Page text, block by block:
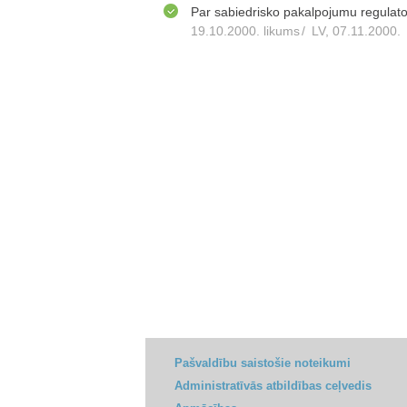
Par sabiedrisko pakalpojumu
19.10.2000. likums/ LV, 07.11.2000.
Pašvaldību saistošie noteikumi
Administratīvās atbildības ceļvedis